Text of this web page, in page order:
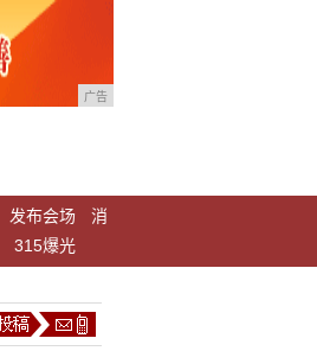
广告
发布会场
消
315爆光